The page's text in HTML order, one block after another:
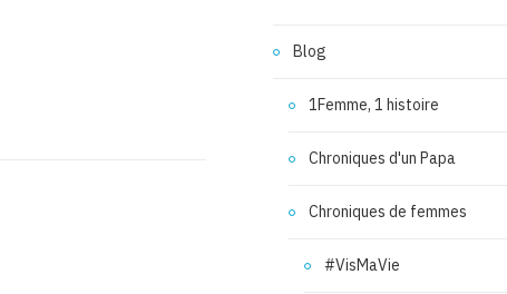
Blog
1Femme, 1 histoire
Chroniques d'un Papa
Chroniques de femmes
#VisMaVie